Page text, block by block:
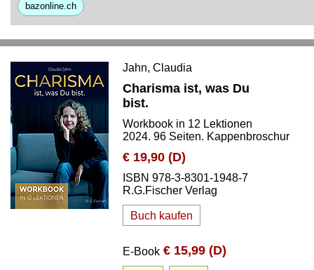
bazonline.ch
Jahn, Claudia
Charisma ist, was Du
bist.
Workbook in 12 Lektionen
2024. 96 Seiten. Kappenbroschur
€ 19,90 (D)
ISBN 978-3-8301-1948-7
R.G.Fischer Verlag
Buch kaufen
E-Book € 15,99 (D)